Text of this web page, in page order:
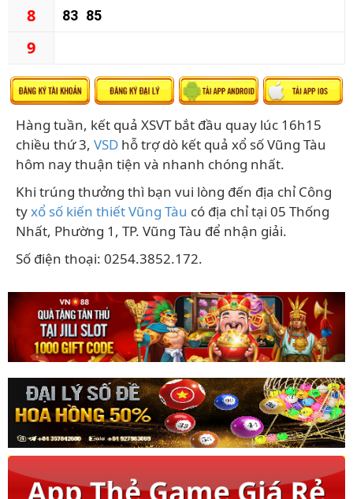
8 83 85
9
Hàng tuần, kết quả XSVT bắt đầu quay lúc 16h15
chiều thứ 3, VSD hỗ trợ dò kết quả xổ số Vũng Tàu
hôm nay thuận tiện và nhanh chóng nhất.
Khi trúng thưởng thì bạn vui lòng đến địa chỉ Công
tyxổ số kiến thiết Vũng Tàu có địa chỉ tại 05 Thống
Nhất, Phường 1, TP. Vũng Tàu để nhận giải.
Số điện thoại: 0254.3852.172.